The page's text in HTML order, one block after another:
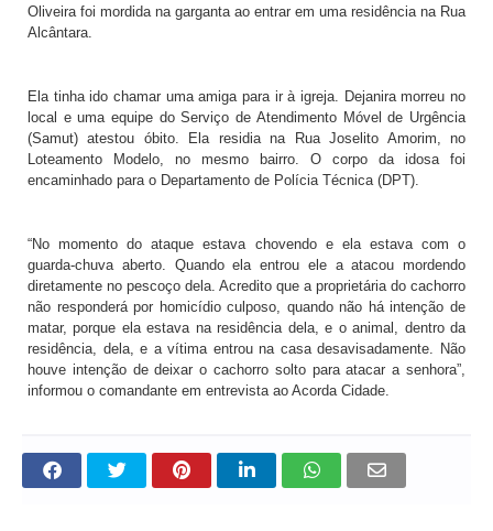
Oliveira foi mordida na garganta ao entrar em uma residência na Rua
Alcântara.
Ela tinha ido chamar uma amiga para ir à igreja.
Dejanira morreu no
local e uma equipe do Serviço de Atendimento Móvel de Urgência
(Samut) atestou óbito. Ela residia na Rua Joselito Amorim, no
Loteamento Modelo, no mesmo bairro. O corpo da idosa foi
encaminhado para o Departamento de Polícia Técnica (DPT).
“No momento do ataque estava chovendo e ela estava com o
guarda-chuva aberto. Quando ela entrou ele a atacou mordendo
diretamente no pescoço dela. Acredito que a proprietária do cachorro
não responderá por homicídio culposo, quando não há intenção de
matar, porque ela estava na residência dela, e o animal, dentro da
residência, dela, e a vítima entrou na casa desavisadamente.
Não
houve intenção de deixar o cachorro solto para atacar a senhora”,
informou o comandante em entrevista ao Acorda Cidade.